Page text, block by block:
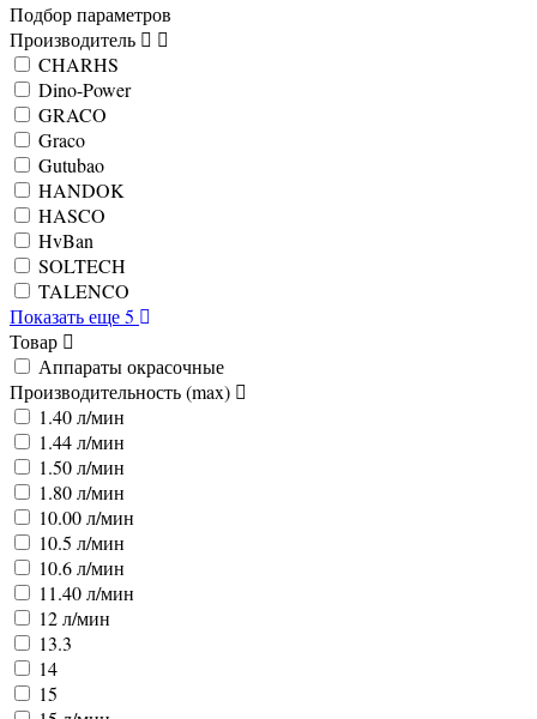
Подбор параметров
Производитель
CHARHS
Dino-Power
GRACO
Graco
Gutubao
HANDOK
HASCO
HvBan
SOLTECH
TALENCO
Показать еще 5
Товар
Аппараты окрасочные
Производительность (max)
1.40 л/мин
1.44 л/мин
1.50 л/мин
1.80 л/мин
10.00 л/мин
10.5 л/мин
10.6 л/мин
11.40 л/мин
12 л/мин
13.3
14
15